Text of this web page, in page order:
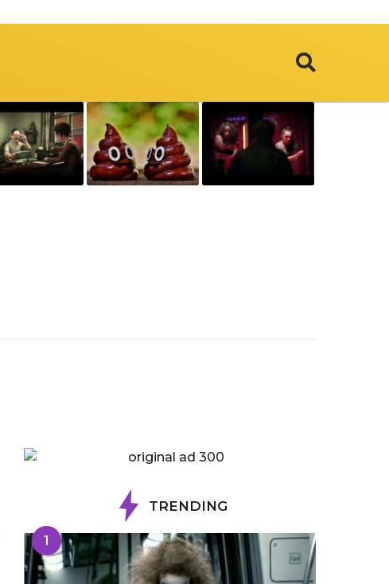
TRENDING
1